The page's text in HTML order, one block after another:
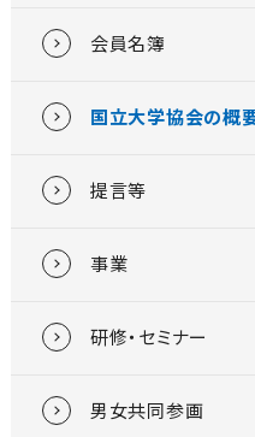
会員名簿
国立大学協会の概
提言等
事業
研修・セミナー
男女共同参画